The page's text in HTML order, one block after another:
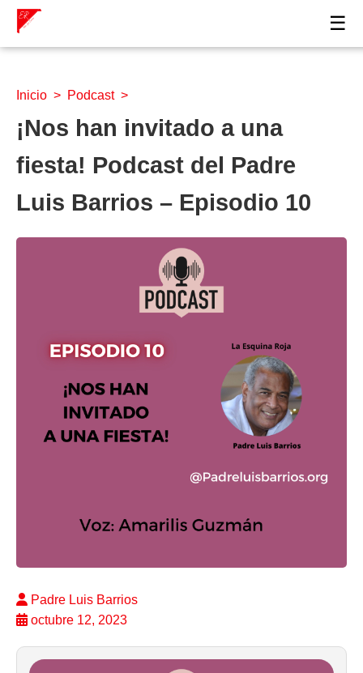
☰
Inicio > Podcast>
¡Nos han invitado a una
fiesta! Podcast del Padre
Luis Barrios – Episodio 10
Padre Luis Barrios
octubre 12, 2023